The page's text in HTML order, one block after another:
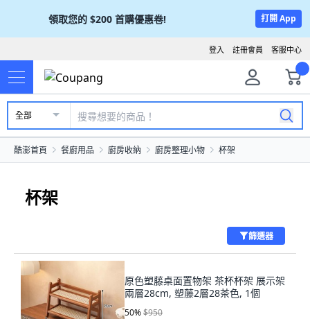
領取您的 $200 首購優惠卷! 打開 App
客服中心
註冊會員
登入
全部
酷澎首頁 餐廚用品 廚房收納 廚房整理小物 杯架
杯架
篩選器
原色塑藤桌面置物架 茶杯杯架 展示架
兩層28cm, 塑藤2層28茶色, 1個
50%$950